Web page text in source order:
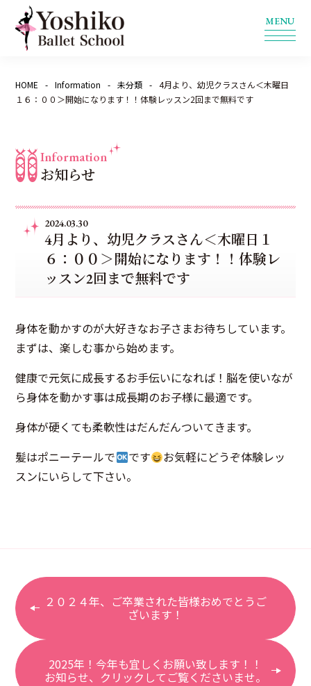
HOME Information 未分類
4月より、幼児クラスさん＜木曜日
１６：００＞開始になります！！体験レッスン2回まで無料です
Information
お知らせ
2024.03.30
4月より、幼児クラスさん＜木曜日１
６：００＞開始になります！！体験レ
ッスン2回まで無料です
身体を動かすのが大好きなお子さまお待ちしています。
まずは、楽しむ事から始めます。
健康で元気に成長するお手伝いになれば！脳を使いなが
ら身体を動かす事は成長期のお子様に最適です。
身体が硬くても柔軟性はだんだんついてきます。
髪はポニーテールで
です
お気軽にどうぞ体験レッ
スンにいらして下さい。
２０２４年、ご卒業された皆様おめでとうご
ざいます！
2025年！今年も宜しくお願い致します！！
お知らせ、クリックしてご覧くださいませ。